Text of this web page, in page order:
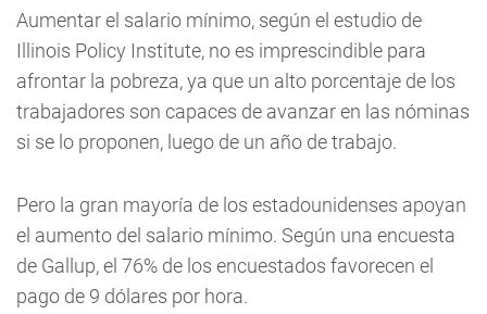
Aumentar el salario mínimo, según el estudio de
Illinois Policy Institute, no es imprescindible para
afrontar la pobreza, ya que un alto porcentaje de los
trabajadores son capaces de avanzar en las nóminas
si se lo proponen, luego de un año de trabajo.
Pero la gran mayoría de los estadounidenses apoyan
el aumento del salario mínimo. Según una encuesta
de Gallup, el 76% de los encuestados favorecen el
pago de 9 dólares por hora.